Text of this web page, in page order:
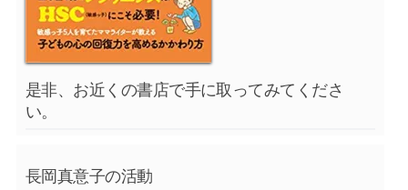
是非、お近くの書店で手に取ってみてくださ
い。
長岡真意子の活動